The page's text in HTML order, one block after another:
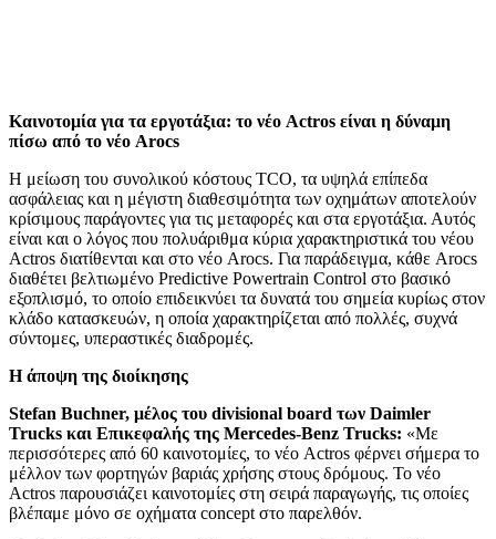
Καινοτομία για τα εργοτάξια: το νέο Actros είναι η δύναμη
πίσω από το νέο Arocs
Η μείωση του συνολικού κόστους TCO, τα υψηλά επίπεδα
ασφάλειας και η μέγιστη διαθεσιμότητα των οχημάτων αποτελούν
κρίσιμους παράγοντες για τις μεταφορές και στα εργοτάξια. Αυτός
είναι και ο λόγος που πολυάριθμα κύρια χαρακτηριστικά του νέου
Actros διατίθενται και στο νέο Arocs. Για παράδειγμα, κάθε Arocs
διαθέτει βελτιωμένο Predictive Powertrain Control στο βασικό
εξοπλισμό, το οποίο επιδεικνύει τα δυνατά του σημεία κυρίως στον
κλάδο κατασκευών, η οποία χαρακτηρίζεται από πολλές, συχνά
σύντομες, υπεραστικές διαδρομές.
Η άποψη της διοίκησης
Stefan Buchner, μέλος του divisional board των Daimler
Trucks και Επικεφαλής της Mercedes-Benz Trucks: «Με
περισσότερες από 60 καινοτομίες, το νέο Actros φέρνει σήμερα το
μέλλον των φορτηγών βαριάς χρήσης στους δρόμους. Το νέο
Actros παρουσιάζει καινοτομίες στη σειρά παραγωγής, τις οποίες
βλέπαμε μόνο σε οχήματα concept στο παρελθόν.